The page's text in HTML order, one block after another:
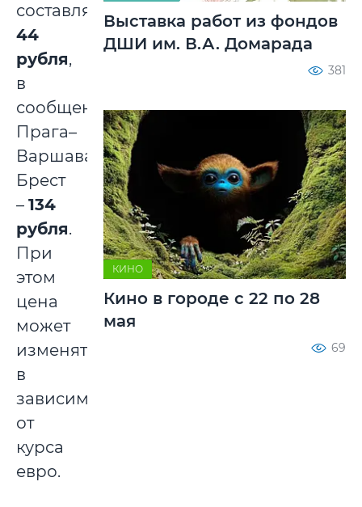
составляет
44
рубля,
в
сообщении
Прага–
Варшава–
Брест
– 134
рубля.
При
этом
цена
может
изменяться
в
зависимости
от
курса
евро.
Выставка работ из фондов
ДШИ им. В.А. Домарада
381
КИНО
Кино в городе с 22 по 28
мая
69